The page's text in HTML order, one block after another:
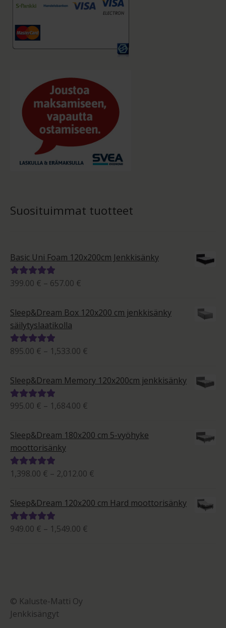
Suosituimmat tuotteet
Basic Uni Foam 120x200cm Jenkkisänky
Arvostelu
399.00 € – 657.00 €
-
657.00 €
Sleep&Dream Box 120x200 cm jenkkisänky
säilytyslaatikolla
Arvostelu
895.00 € – 1,533.00 €
1,533.00 €
Sleep&Dream Memory 120x200cm jenkkisänky
Arvostelu
5.00
/ 5
995.00 € – 1,684.00 €
-
1,684.00 €
Sleep&Dream 180x200 cm 5-vyöhyke
moottorisänky
Arvostelu
5.00
/ 5
1,398.00 € – 2,012.00 €
-
Sleep&Dream 120x200 cm Hard moottorisänky
Arvostelu
949.00 € – 1,549.00 €
© Kaluste-Matti Oy
Jenkkisängyt